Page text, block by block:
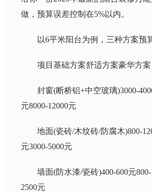
做，预算误差控制在5%以内。
以6平米阳台为例，三种方案预
项目基础方案舒适方案豪华方案
封窗(断桥铝+中空玻璃)3000-
元8000-12000元
地面(瓷砖/木纹砖/防腐木)800-
元3000-5000元
墙面(防水漆/瓷砖)400-600元
2500元